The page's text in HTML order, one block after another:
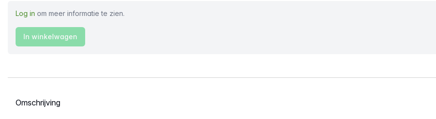
Log in om meer informatie te zien.
In winkelwagen
Selecteer een tabblad